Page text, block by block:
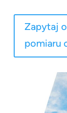
Zapytaj
pomiaru